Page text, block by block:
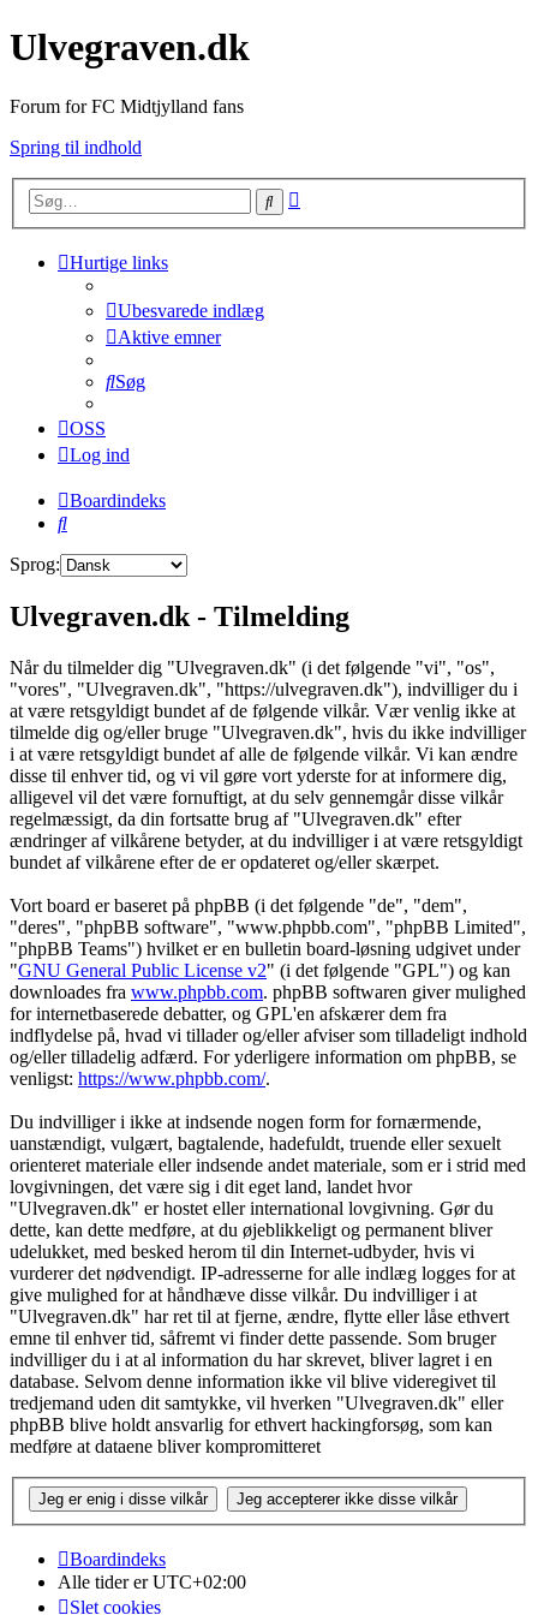
Ulvegraven.dk
Forum for FC Midtjylland fans
Spring til indhold
Søg
Hurtige links
Ubesvarede indlæg
Aktive emner
Søg
OSS
Log ind
Boardindeks
Søg
Sprog:
Ulvegraven.dk - Tilmelding
Når du tilmelder dig "Ulvegraven.dk" (i det følgende "vi", "os",
"vores", "Ulvegraven.dk", "https://ulvegraven.dk"), indvilliger du i
at være retsgyldigt bundet af de følgende vilkår. Vær venlig ikke at
tilmelde dig og/eller bruge "Ulvegraven.dk", hvis du ikke indvilliger
i at være retsgyldigt bundet af alle de følgende vilkår. Vi kan ændre
disse til enhver tid, og vi vil gøre vort yderste for at informere dig,
alligevel vil det være fornuftigt, at du selv gennemgår disse vilkår
regelmæssigt, da din fortsatte brug af "Ulvegraven.dk" efter
ændringer af vilkårene betyder, at du indvilliger i at være retsgyldigt
bundet af vilkårene efter de er opdateret og/eller skærpet.
Vort board er baseret på phpBB (i det følgende "de", "dem",
"deres", "phpBB software", "www.phpbb.com", "phpBB Limited",
"phpBB Teams") hvilket er en bulletin board-løsning udgivet under
"GNU General Public License v2" (i det følgende "GPL") og kan
downloades fra www.phpbb.com. phpBB softwaren giver mulighed
for internetbaserede debatter, og GPL'en afskærer dem fra
indflydelse på, hvad vi tillader og/eller afviser som tilladeligt indhold
og/eller tilladelig adfærd. For yderligere information om phpBB, se
venligst: https://www.phpbb.com/.
Du indvilliger i ikke at indsende nogen form for fornærmende,
uanstændigt, vulgært, bagtalende, hadefuldt, truende eller sexuelt
orienteret materiale eller indsende andet materiale, som er i strid med
lovgivningen, det være sig i dit eget land, landet hvor
"Ulvegraven.dk" er hostet eller international lovgivning. Gør du
dette, kan dette medføre, at du øjeblikkeligt og permanent bliver
udelukket, med besked herom til din Internet-udbyder, hvis vi
vurderer det nødvendigt. IP-adresserne for alle indlæg logges for at
give mulighed for at håndhæve disse vilkår. Du indvilliger i at
"Ulvegraven.dk" har ret til at fjerne, ændre, flytte eller låse ethvert
emne til enhver tid, såfremt vi finder dette passende. Som bruger
indvilliger du i at al information du har skrevet, bliver lagret i en
database. Selvom denne information ikke vil blive videregivet til
tredjemand uden dit samtykke, vil hverken "Ulvegraven.dk" eller
phpBB blive holdt ansvarlig for ethvert hackingforsøg, som kan
medføre at dataene bliver kompromitteret
Boardindeks
Alle tider erUTC+02:00
Slet cookies